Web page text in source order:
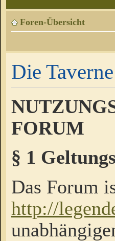
Foren-Übersicht
Die
FORUM
§ 1
Das Forum
http://